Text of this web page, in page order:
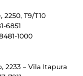
2250, T9/T10
6851
1000
2233 – Vila Itapura